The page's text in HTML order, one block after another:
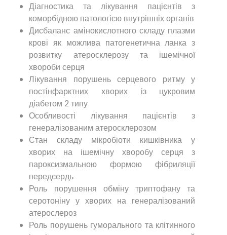
Діагностика та лікування пацієнтів з
коморбідною патологією внутрішніх органів
Дисбаланс амінокислотного складу плазми
крові як можлива патогенетична ланка з
розвитку атеросклерозу та ішемічної
хвороби серця
Лікування порушень серцевого ритму у
постінфарктних хворих із цукровим
діабетом 2 типу
Особливості лікування пацієнтів з
генералізованим атеросклерозом
Стан складу мікробіоти кишківника у
хворих на ішемічну хворобу серця з
пароксизмальною формою фібриляції
передсердь
Роль порушення обміну триптофану та
серотоніну у хворих на генералізований
атерослероз
Роль порушень гуморального та клітинного